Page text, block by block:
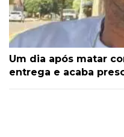
Um dia após matar
entrega e acaba